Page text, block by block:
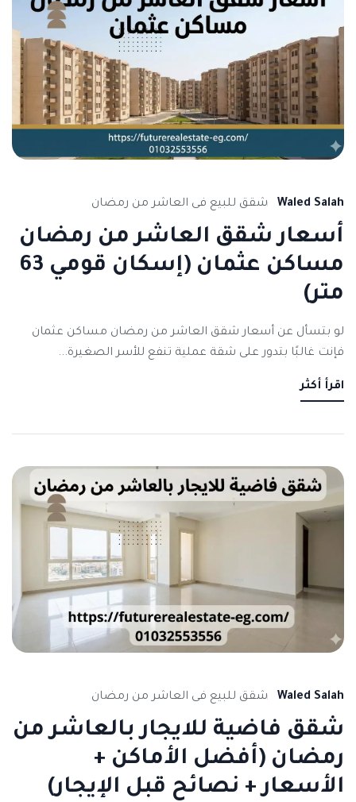
Waled Salah شقق للبيع فى العاشر من رمضان
أسعار شقق العاشر من رمضان
مساكن عثمان (إسكان قومي 63
متر)
لو بتسأل عن أسعار شقق العاشر من رمضان مساكن عثمان
فإنت غالبًا بتدور على شقة عملية تنفع للأسر الصغيرة...
اقرأ أكثر
Waled Salah شقق للبيع فى العاشر من رمضان
شقق فاضية للايجار بالعاشر من
رمضان (أفضل الأماكن +
الأسعار + نصائح قبل الإيجار)